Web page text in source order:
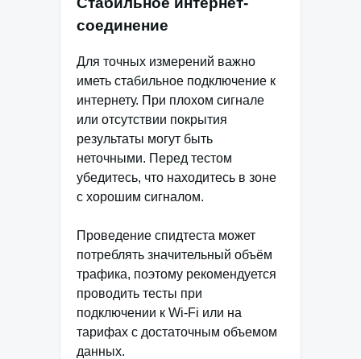
соединение
Для точных измерений важно
иметь стабильное подключение к
интернету. При плохом сигнале
или отсутствии покрытия
результаты могут быть
неточными. Перед тестом
убедитесь, что находитесь в зоне
с хорошим сигналом.
Проведение спидтеста может
потреблять значительный объём
трафика, поэтому рекомендуется
проводить тесты при
подключении к Wi-Fi или на
тарифах с достаточным объемом
данных.